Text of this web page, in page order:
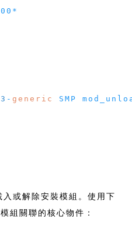
*
- generic
SMP
入或解除安裝模組。使用下
組關聯的核心物件：